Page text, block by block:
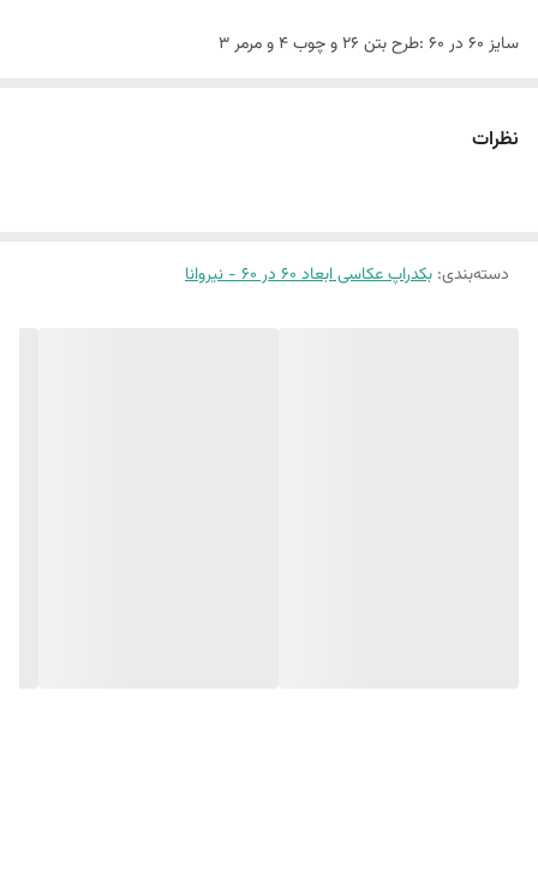
سایز ۶٠ در ۶٠ :طرح بتن 26 و چوب 4 و مرمر 3
نظرات
دسته‌بندی: بکدراپ عکاسی ابعاد 60 در 60 - نیروانا